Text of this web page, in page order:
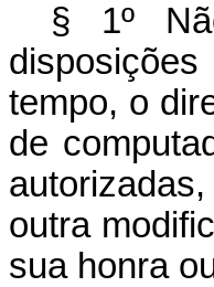
§ 1º
tempo, o
de
outra
sua honra